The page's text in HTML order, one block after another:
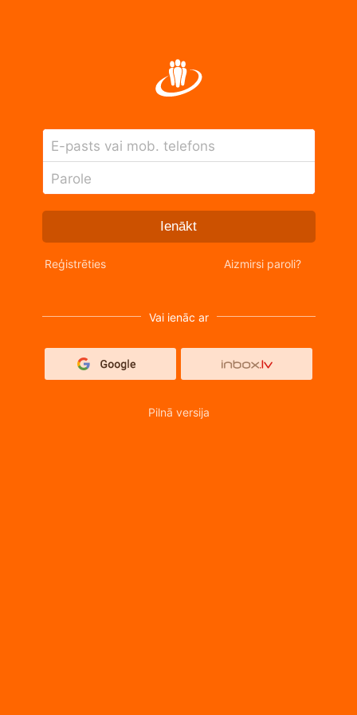
E-pasts vai mob. telefons
Parole
Ienākt
Reģistrēties Aizmirsi paroli?
Vai ienāc ar
Pilnā versija